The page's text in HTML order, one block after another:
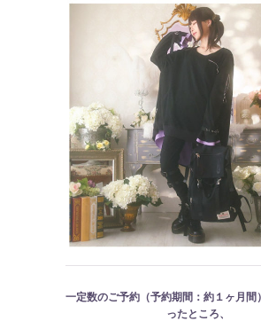
一定数のご予約（予約期間：約１ヶ月間
ったところ、